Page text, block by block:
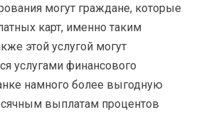
могут граждане, которые
карт, именно таким
этой услугой могут
услугами финансового
намного более выгодную
выплатам процентов